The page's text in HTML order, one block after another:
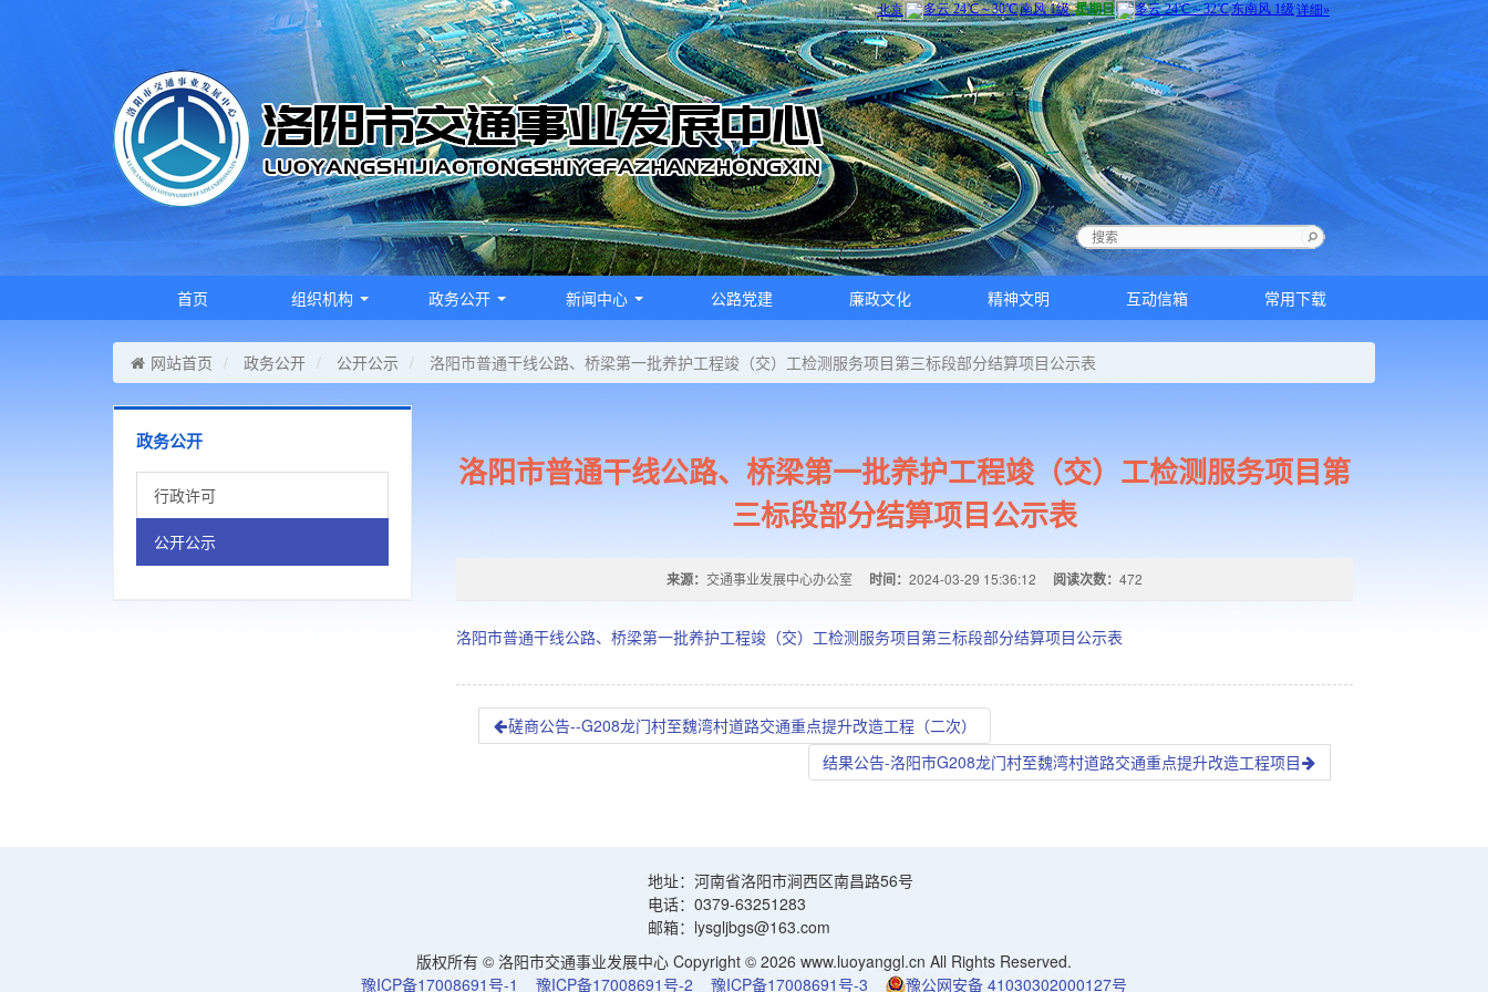
首页 组织机构 政务公开 新闻中心 公路党建 廉政文化 精神文明 互动信箱 常用下载
网站首页 政务公开 公开公示 洛阳市普通干线公路、桥梁第一批养护工程竣（交）工检测服务项目第三标段部分结算项目公示表
政务公开
行政许可
公开公示
洛阳市普通干线公路、桥梁第一批养护工程竣（交）工检测服务项目第
三标段部分结算项目公示表
来源： 交通事业发展中心办公室 时间： 2024-03-29 15:36:12 阅读次数： 472
洛阳市普通干线公路、桥梁第一批养护工程竣（交）工检测服务项目第三标段部分结算项目公示表
磋商公告--G208龙门村至魏湾村道路交通重点提升改造工程（二次）
结果公告-洛阳市G208龙门村至魏湾村道路交通重点提升改造工程项目
地址：河南省洛阳市涧西区南昌路56号
电话：0379-63251283
邮箱：lysgljbgs@163.com
版权所有 © 洛阳市交通事业发展中心 Copyright © 2026 www.luoyanggl.cn All Rights Reserved.
豫ICP备17008691号-1
豫ICP备17008691号-2 豫ICP备17008691号-3 豫公网安备 41030302000127号